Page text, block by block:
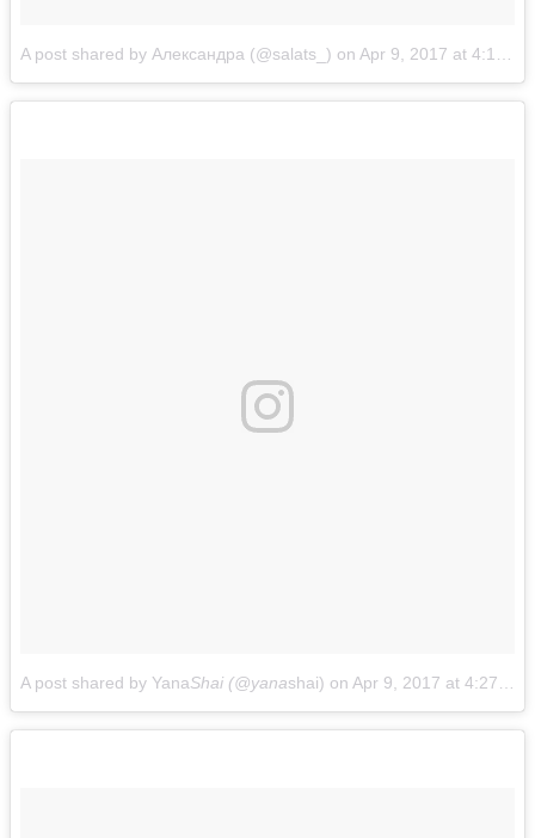
A post shared by Александра (@salats_) on Apr 9, 2017 at 4:12am PDT
A post shared by YanaShai (@yanashai) on Apr 9, 2017 at 4:27am PDT